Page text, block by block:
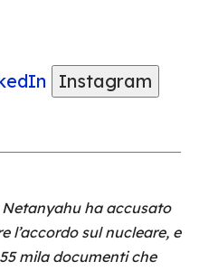
Instagram
ha accusato
l’accordo sul nucleare, e
mila documenti che